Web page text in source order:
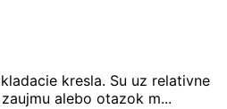
kresla. Su uz relativne
alebo otazok m...